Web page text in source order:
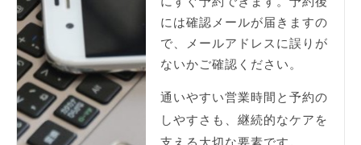
には確認メールが届きますの
で、メールアドレスに誤りが
ないかご確認ください。
通いやすい営業時間と予約の
しやすさも、継続的なケアを